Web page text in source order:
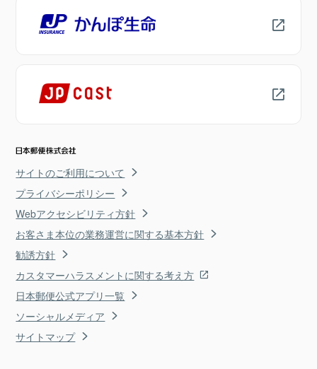
サイトのご利用について
プライバシーポリシー
Webアクセシビリティ方針
お客さま本位の業務運営に関する基本方針
勧誘方針
カスタマーハラスメントに関する考え方
日本郵便公式アプリ一覧
ソーシャルメディア
サイトマップ